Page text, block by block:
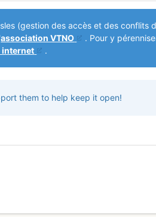
(gestion des accès et des conflits
association VTNO
. Pour y
internet .
them to help keep it open!